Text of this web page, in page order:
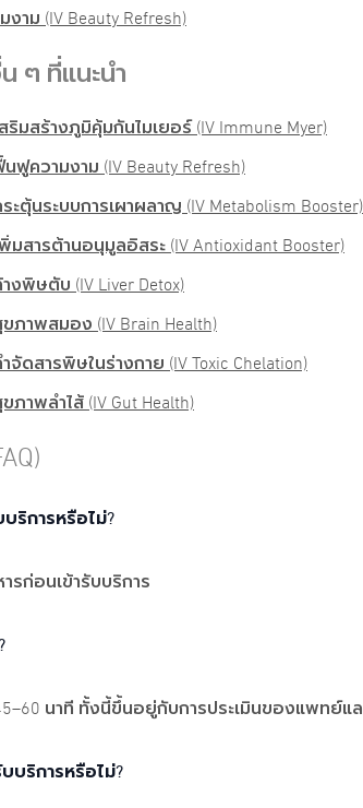
ม (IV Beauty Refresh)
ๆ ที่แนะนำ
มสร้างภูมิคุ้มกันไมเยอร์ (IV Immune Myer)
ความงาม (IV Beauty Refresh)
ตุ้นระบบการเผาผลาญ (IV Metabolism Booster)
สารต้านอนุมูลอิสระ (IV Antioxidant Booster)
พิษตับ (IV Liver Detox)
ภาพสมอง (IV Brain Health)
ดสารพิษในร่างกาย (IV Toxic Chelation)
าพลำไส้ (IV Gut Health)
ริการหรือไม่?
รก่อนเข้ารับบริการ
นาที ทั้งนี้ขึ้นอยู่กับการประเมินของแพทย์แ
บริการหรือไม่?